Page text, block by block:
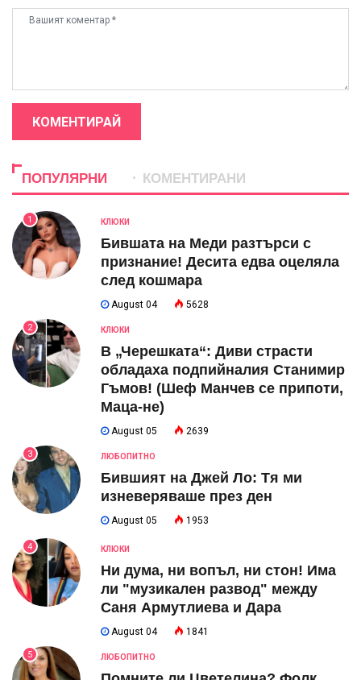
КОМЕНТИРАЙ
ПОПУЛЯРНИ КОМЕНТИРАНИ
1 КЛЮКИ
Бившата на Меди разтърси с
признание! Десита едва оцеляла
след кошмара
August 04 5628
2 КЛЮКИ
В „Черешката“: Диви страсти
обладаха подпийналия Станимир
Гъмов! (Шеф Манчев се припоти,
Маца-не)
August 05 2639
3 ЛЮБОПИТНО
Бившият на Джей Ло: Тя ми
изневеряваше през ден
August 05 1953
4 КЛЮКИ
Ни дума, ни вопъл, ни стон! Има
ли "музикален развод" между
Саня Армутлиева и Дара
August 04 1841
5 ЛЮБОПИТНО